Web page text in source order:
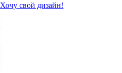
Хочу свой дизайн!